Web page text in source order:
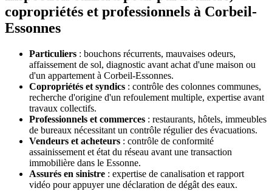
copropriétés et professionnels à Corbeil-
Essonnes
Particuliers : bouchons récurrents, mauvaises odeurs,
affaissement de sol, diagnostic avant achat d'une maison ou
d'un appartement à Corbeil-Essonnes.
Copropriétés et syndics : contrôle des colonnes communes,
recherche d'origine d'un refoulement multiple, expertise avant
travaux collectifs.
Professionnels et commerces : restaurants, hôtels, immeubles
de bureaux nécessitant un contrôle régulier des évacuations.
Vendeurs et acheteurs : contrôle de conformité
assainissement et état du réseau avant une transaction
immobilière dans le Essonne.
Assurés en sinistre : expertise de canalisation et rapport
vidéo pour appuyer une déclaration de dégât des eaux.